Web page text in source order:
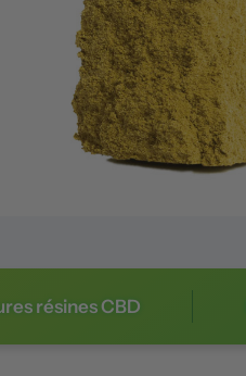
résines CBD